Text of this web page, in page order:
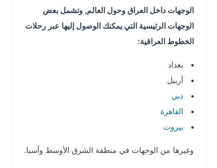
الوجهات داخل العراق وحول العالم, وتشمل بعض
الوجهات الرئيسية التي يمكنك الوصول إليها عبر رحلات
الخطوط العراقية:
بغداد
أربيل
دبي
القاهرة
بيروت
وغيرها من الوجهات في منطقة الشرق الأوسط وآسيا.